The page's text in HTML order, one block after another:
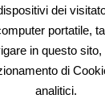
dei
portatile,
in questo
di
analitici.